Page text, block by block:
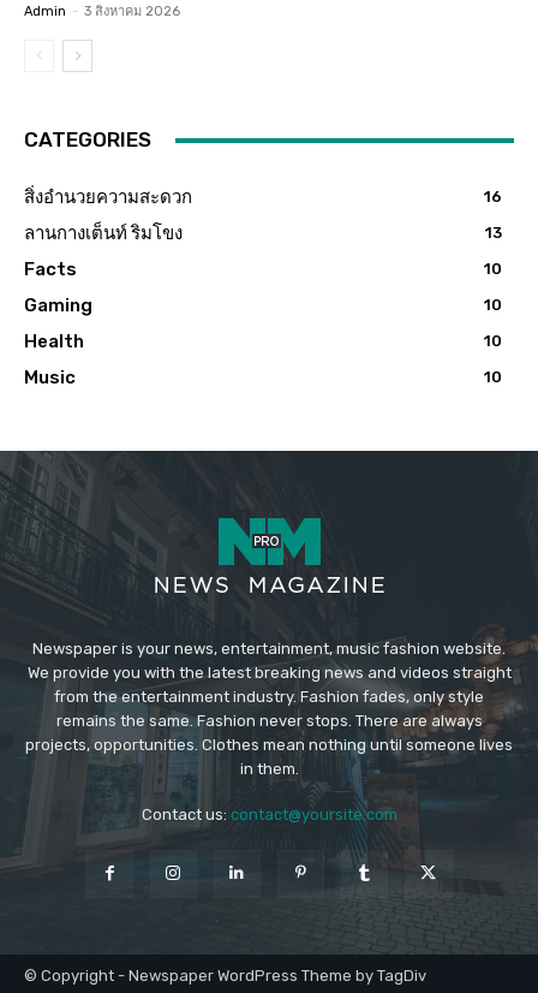
Admin - 3 สิงหาคม 2026
CATEGORIES
สิ่งอำนวยความสะดวก 16
ลานกางเต็นท์ ริมโขง 13
Facts 10
Gaming 10
Health 10
Music 10
Newspaper is your news, entertainment, music fashion website.
We provide you with the latest breaking news and videos straight
from the entertainment industry. Fashion fades, only style
remains the same. Fashion never stops. There are always
projects, opportunities. Clothes mean nothing until someone lives
in them.
Contact us: contact@yoursite.com
© Copyright - Newspaper WordPress Theme by TagDiv